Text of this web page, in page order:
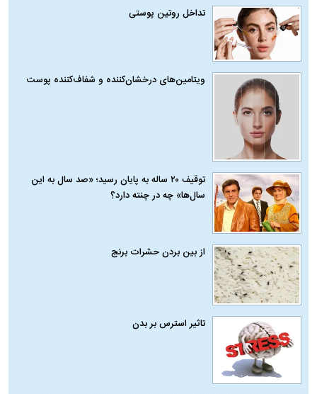
تداخل روتین پوستی
ویتامین‌های درخشان‌کننده و شفاف‌کننده پوست
توقیف ۲۰ ساله به پایان رسید؛ «صد سال به این
سال‌ها» چه در چنته دارد؟
از بین بردن حشرات برنج
تاثیر استرس بر بدن